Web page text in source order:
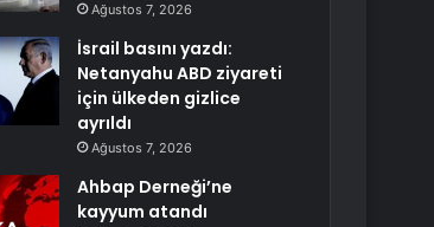
Ağustos 7, 2026
İsrail basını yazdı:
Netanyahu ABD ziyareti
için ülkeden gizlice
ayrıldı
Ağustos 7, 2026
Ahbap Derneği’ne
kayyum atandı